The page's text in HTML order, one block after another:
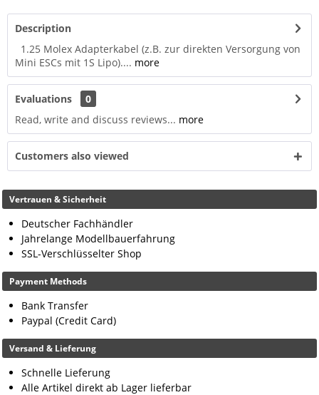
Description
1.25 Molex Adapterkabel (z.B. zur direkten Versorgung von
Mini ESCs mit 1S Lipo).... more
Evaluations
0
Read, write and discuss reviews... more
Customers also viewed
Vertrauen & Sicherheit
Deutscher Fachhändler
Jahrelange Modellbauerfahrung
SSL-Verschlüsselter Shop
Payment Methods
Bank Transfer
Paypal (Credit Card)
Versand & Lieferung
Schnelle Lieferung
Alle Artikel direkt ab Lager lieferbar